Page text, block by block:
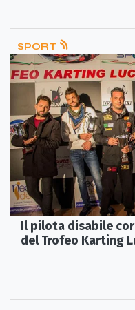
SPORT
Il pilota disabile
del Trofeo Karting